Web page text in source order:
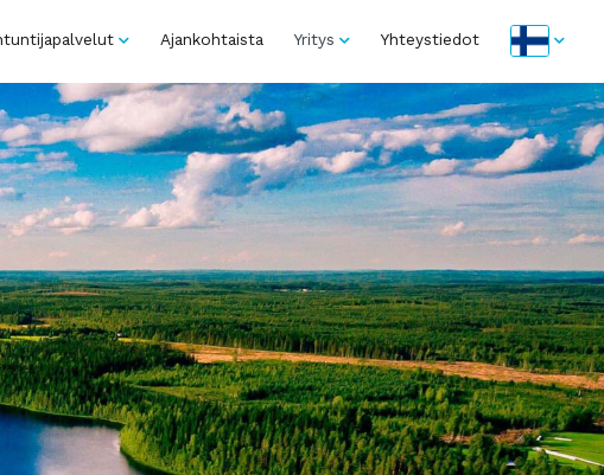
Ajankohtaista Yritys Yhteystiedot